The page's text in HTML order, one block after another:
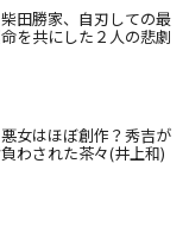
田勝家、自刃しての最
を共にした２人の悲劇
女はほぼ創作？秀吉が
わされた茶々(井上和)